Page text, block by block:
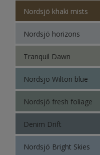
Nordsjö khaki mists
Nordsjö horizons
Tranquil Dawn
Nordsjö Wilton blue
Nordsjö fresh foliage
Denim Drift
Nordsjö Bright Skies